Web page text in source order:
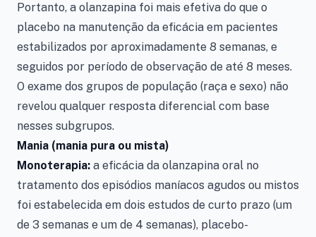
Portanto, a olanzapina foi mais efetiva do que o
placebo na manutenção da eficácia em pacientes
estabilizados por aproximadamente 8 semanas, e
seguidos por período de observação de até 8 meses.
O exame dos grupos de população (raça e sexo) não
revelou qualquer resposta diferencial com base
nesses subgrupos.
Mania (mania pura ou mista)
Monoterapia: a eficácia da olanzapina oral no
tratamento dos episódios maníacos agudos ou mistos
foi estabelecida em dois estudos de curto prazo (um
de 3 semanas e um de 4 semanas), placebo-